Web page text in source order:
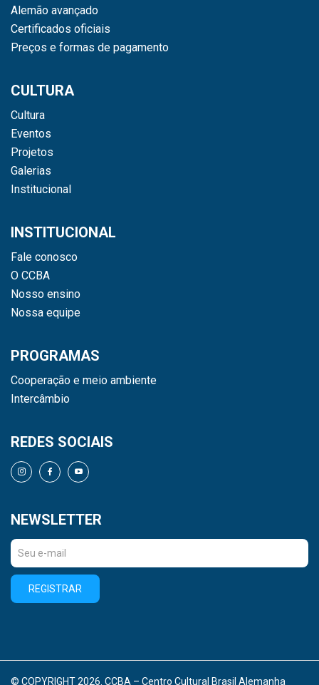
Alemão avançado
Certificados oficiais
Preços e formas de pagamento
CULTURA
Cultura
Eventos
Projetos
Galerias
Institucional
INSTITUCIONAL
Fale conosco
O CCBA
Nosso ensino
Nossa equipe
PROGRAMAS
Cooperação e meio ambiente
Intercâmbio
REDES SOCIAIS
NEWSLETTER
REGISTRAR
© COPYRIGHT 2026. CCBA – Centro Cultural Brasil Alemanha